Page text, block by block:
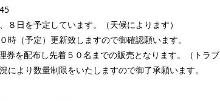
８日を予定しています。（天候によります）
時（予定）更新致しますので御確認願います。
券を配布し先着５０名までの販売となります。（トラ
により数量制限をいたしますので御了承願います。